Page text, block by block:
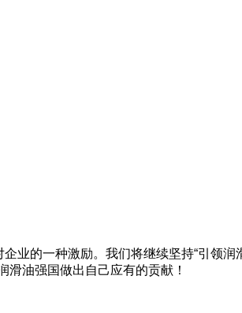
业的一种激励。我们将继续坚持“引领润
油强国做出自己应有的贡献！